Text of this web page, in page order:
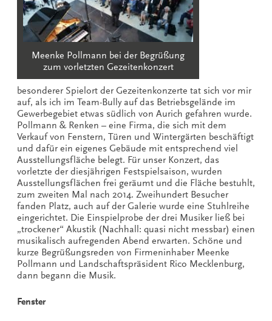
Meenke Pollmann bei der Begrüßung
zum vorletzten Gezeitenkonzert
besonderer Spielort der Gezeitenkonzerte tat sich vor mir
auf, als ich im Team-Bully auf das Betriebsgelände im
Gewerbegebiet etwas südlich von Aurich gefahren wurde.
Pollmann & Renken – eine Firma, die sich mit dem
Verkauf von Fenstern, Türen und Wintergärten beschäftigt
und dafür ein eigenes Gebäude mit entsprechend viel
Ausstellungsfläche belegt. Für unser Konzert, das
vorletzte der diesjährigen Festspielsaison, wurden
Ausstellungsflächen frei geräumt und die Fläche bestuhlt,
zum zweiten Mal nach 2014. Zweihundert Besucher
fanden Platz, auch auf der Galerie wurde eine Stuhlreihe
eingerichtet. Die Einspielprobe der drei Musiker ließ bei
„trockener“ Akustik (Nachhall: quasi nicht messbar) einen
musikalisch aufregenden Abend erwarten. Schöne und
kurze Begrüßungsreden von Firmeninhaber Meenke
Pollmann und Landschaftspräsident Rico Mecklenburg,
dann begann die Musik.
Fenster